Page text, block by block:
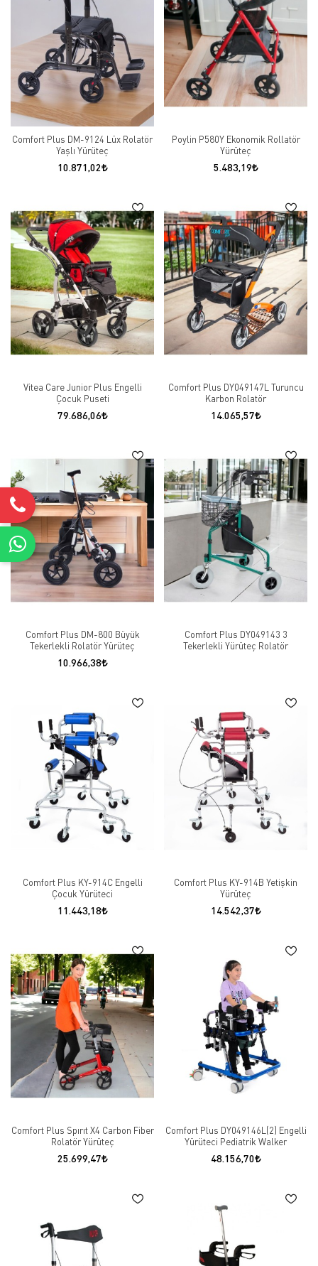
Comfort Plus DM-9124 Lüx Rolatör
Yaşlı Yürüteç
10.871,02
Poylin P580Y Ekonomik Rollatör
Yürüteç
5.483,19
Vitea Care Junior Plus Engelli
Çocuk Puseti
79.686,06
Comfort Plus DY049147L Turuncu
Karbon Rolatör
14.065,57
Comfort Plus DM-800 Büyük
Tekerlekli Rolatör Yürüteç
10.966,38
Comfort Plus DY049143 3
Tekerlekli Yürüteç Rolatör
Comfort Plus KY-914C Engelli
Çocuk Yürüteci
11.443,18
Comfort Plus KY-914B Yetişkin
Yürüteç
14.542,37
Comfort Plus Spırıt X4 Carbon Fiber
Rolatör Yürüteç
25.699,47
Comfort Plus DY049146L(2) Engelli
Yürüteci Pediatrik Walker
48.156,70